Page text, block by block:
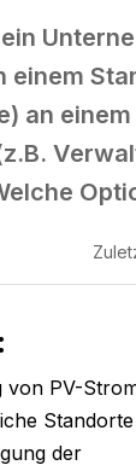
einem
an
von PV-
der